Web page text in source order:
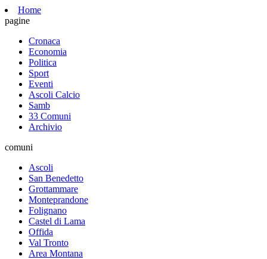
Home
pagine
Cronaca
Economia
Politica
Sport
Eventi
Ascoli Calcio
Samb
33 Comuni
Archivio
comuni
Ascoli
San Benedetto
Grottammare
Monteprandone
Folignano
Castel di Lama
Offida
Val Tronto
Area Montana